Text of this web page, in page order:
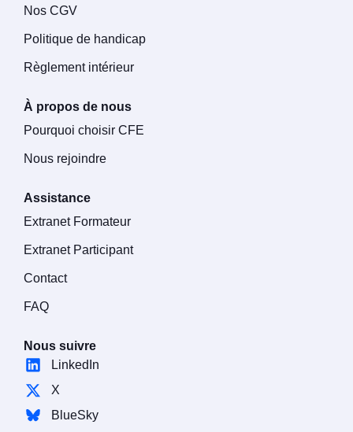
Nos CGV
Politique de handicap
Règlement intérieur
À propos de nous
Pourquoi choisir CFE
Nous rejoindre
Assistance
Extranet Formateur
Extranet Participant
Contact
FAQ
Nous suivre
LinkedIn
X
BlueSky